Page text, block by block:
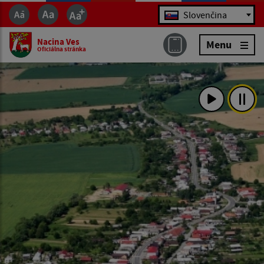
Jazyk Slovenčina
Nacina Ves
Oficiálna stránka Menu